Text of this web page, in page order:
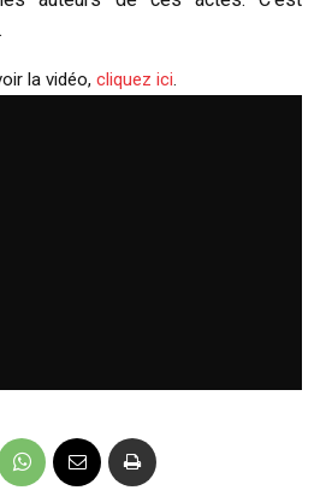
la vidéo, cliquez ici.